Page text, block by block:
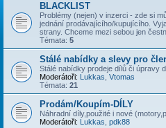
BLACKLIST
Problémy (nejen) v inzerci - zde si
jednání prodávajícího/kupujícího.
strany. Chceme mezi sebou jen
Témata: 5
Stálé nabídky a slevy pro
Stálé nabídky prodeje dílů či úpravy
Moderátoři: Lukkas Vtomas
Témata: 21
Prodám/Koupím-DÍLY
Náhradní díly,použité i nové
Moderátoři: Lukkas pdk88